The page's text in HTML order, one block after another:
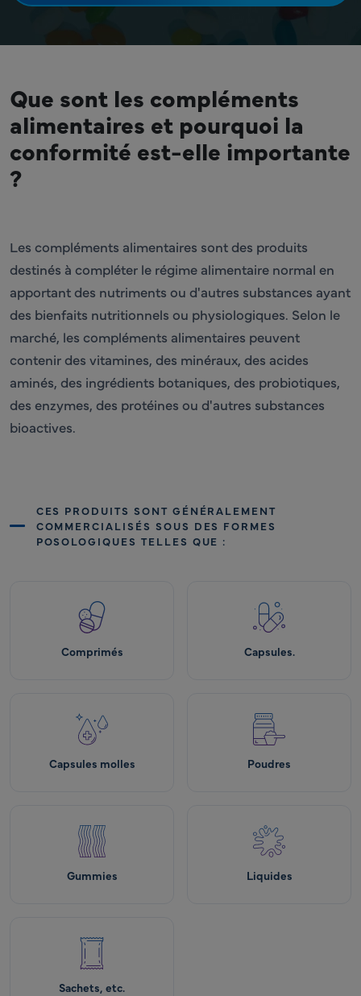
Que sont les compléments
alimentaires et pourquoi la
conformité est-elle importante
?
Les compléments alimentaires sont des produits
destinés à compléter le régime alimentaire normal en
apportant des nutriments ou d'autres substances ayant
des bienfaits nutritionnels ou physiologiques. Selon le
marché, les compléments alimentaires peuvent
contenir des vitamines, des minéraux, des acides
aminés, des ingrédients botaniques, des probiotiques,
des enzymes, des protéines ou d'autres substances
bioactives.
CES PRODUITS SONT GÉNÉRALEMENT
COMMERCIALISÉS SOUS DES FORMES
POSOLOGIQUES TELLES QUE :
Comprimés Capsules.
Capsules molles Poudres
Gummies Liquides
Sachets, etc.